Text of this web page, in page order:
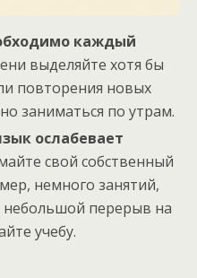
каждый
выделяйте хотя бы
повторения новых
заниматься по утрам.
ослабевает
свой собственный
немного занятий,
перерыв на
учебу.